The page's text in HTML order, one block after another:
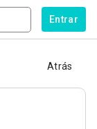
Entrar
Atrás